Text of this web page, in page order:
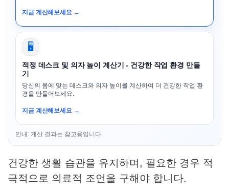
지금 계산해보세요 →
🖥️
적정 데스크 및 의자 높이 계산기 - 건강한 작업 환경 만들
기
당신의 몸에 맞는 데스크와 의자 높이를 계산하여 더 건강한 작업 환
경을 만들어보세요.
지금 계산해보세요 →
안내: 계산 결과는 참고용입니다.
건강한 생활 습관을 유지하며, 필요한 경우 적
극적으로 의료적 조언을 구해야 합니다.